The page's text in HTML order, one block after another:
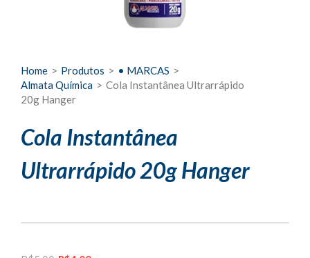
Home > Produtos > • MARCAS >
Almata Química > Cola Instantânea Ultrarrápido
20g Hanger
Cola Instantânea
Ultrarrápido 20g Hanger